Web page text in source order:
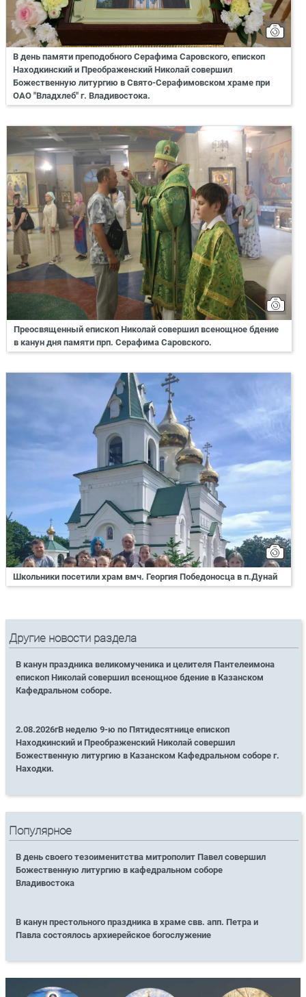
В день памяти преподобного Серафима Саровского, епископ
Находкинский и Преображенский Николай совершил
Божественную литургию в Свято-Серафимовском храме при
ОАО "Владхлеб" г. Владивостока.
Преосвященный епископ Николай совершил всенощное бдение
в канун дня памяти прп. Серафима Саровского.
Школьники посетили храм вмч. Георгия Победоносца в п.Дунай
Другие новости раздела
В канун праздника великомученика и целителя Пантелеимона
епископ Николай совершил всенощное бдение в Казанском
Кафедральном соборе.
2.08.2026гВ неделю 9-ю по Пятидесятнице епископ
Находкинский и Преображенский Николай совершил
Божественную литургию в Казанском Кафедральном соборе г.
Находки.
Популярное
В день своего тезоименитства митрополит Павел совершил
Божественную литургию в кафедральном соборе
Владивостока
В канун престольного праздника в храме свв. апп. Петра и
Павла состоялось архиерейское богослужение